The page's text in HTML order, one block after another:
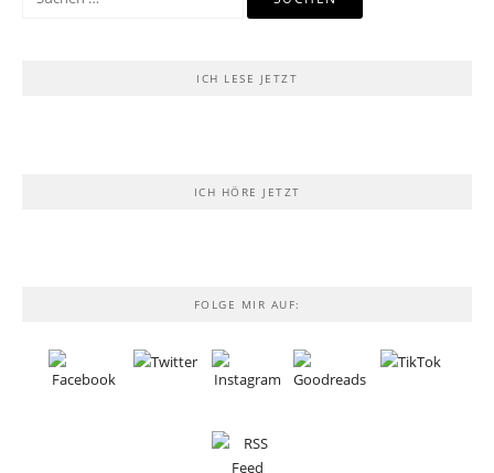
ICH LESE JETZT
ICH HÖRE JETZT
FOLGE MIR AUF: